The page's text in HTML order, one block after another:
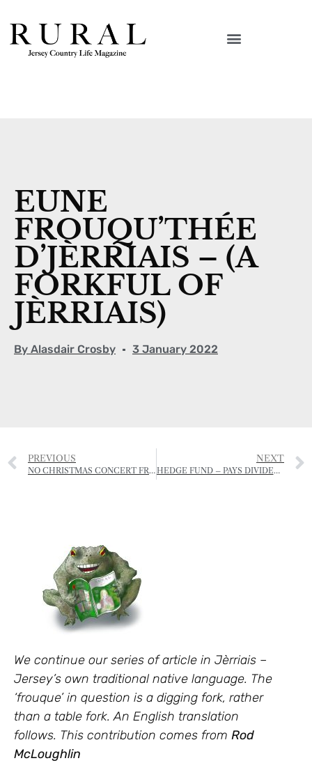
EUNE
FROUQU’THÉE
D’JÈRRIAIS – (A
FORKFUL OF
JÈRRIAIS)
By Alasdair Crosby 3 January 2022
PREVIOUS
NO CHRISTMAS CONCERT FROM THE JSO
NEXT
HEDGE FUND – PAYS DIVIDENDS
We continue our series of article in Jèrriais –
Jersey’s own traditional native language. The
‘frouque’ in question is a digging fork, rather
than a table fork. An English translation
follows. This contribution comes from Rod
McLoughlin